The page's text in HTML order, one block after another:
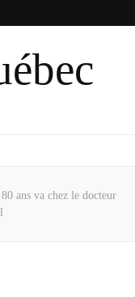
ans va chez le docteur